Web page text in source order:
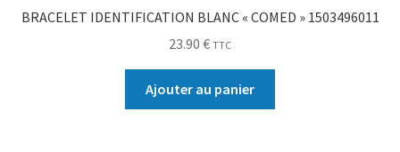
BRACELET IDENTIFICATION BLANC « COMED » 1503496011
23.90 € TTC
Ajouter au panier